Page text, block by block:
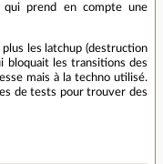
qui prend en compte une
les latchup (destruction
bloquait les transitions des
mais à la techno utilisé.
de tests pour trouver des